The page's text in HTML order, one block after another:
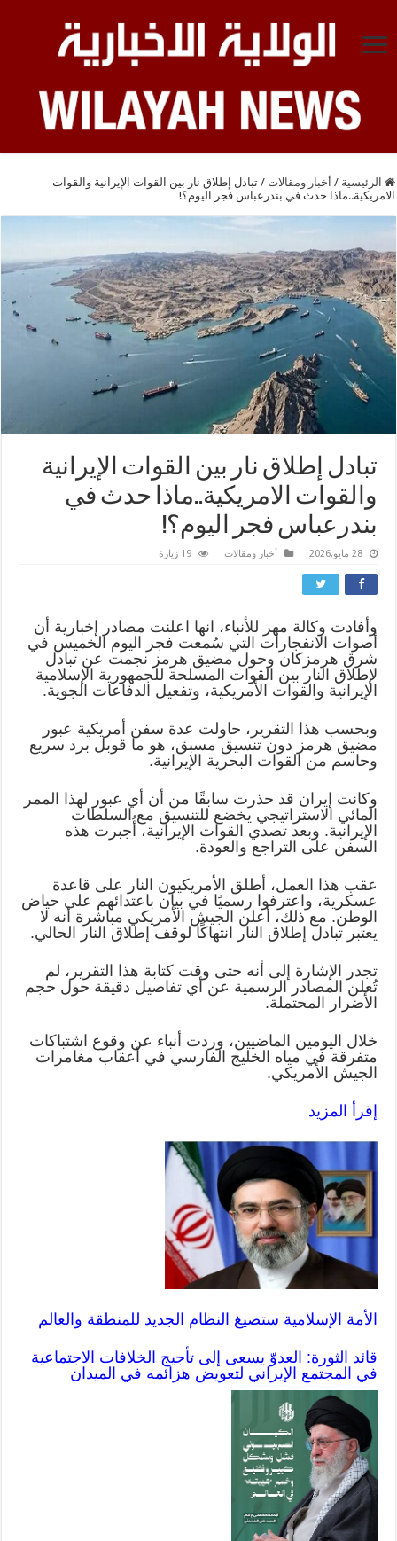
الرئيسية / أخبار ومقالات / تبادل إطلاق نار بين القوات الإيرانية والقوات
الامريكية..ماذا حدث في بندرعباس فجر اليوم؟!
تبادل إطلاق نار بين القوات الإيرانية
والقوات الامريكية..ماذا حدث في
بندرعباس فجر اليوم؟!
28 مايو,2026 أخبار ومقالات 19 زيارة
وأفادت وكالة مهر للأنباء، انها اعلنت مصادر إخبارية أن
أصوات الانفجارات التي سُمعت فجر اليوم الخميس في
شرق هرمزكان وحول مضيق هرمز نجمت عن تبادل
لإطلاق النار بين القوات المسلحة للجمهورية الإسلامية
الإيرانية والقوات الأمريكية، وتفعيل الدفاعات الجوية.
وبحسب هذا التقرير، حاولت عدة سفن أمريكية عبور
مضيق هرمز دون تنسيق مسبق، هو ما قوبل برد سريع
وحاسم من القوات البحرية الإيرانية.
وكانت إيران قد حذرت سابقًا من أن أي عبور لهذا الممر
المائي الاستراتيجي يخضع للتنسيق مع السلطات
الإيرانية. وبعد تصدي القوات الإيرانية، أُجبرت هذه
السفن على التراجع والعودة.
عقب هذا العمل، أطلق الأمريكيون النار على قاعدة
عسكرية، واعترفوا رسميًا في بيان باعتدائهم على حياض
الوطن. مع ذلك، أعلن الجيش الأمريكي مباشرة أنه لا
يعتبر تبادل إطلاق النار انتهاكًا لوقف إطلاق النار الحالي.
تجدر الإشارة إلى أنه حتى وقت كتابة هذا التقرير، لم
تُعلن المصادر الرسمية عن أي تفاصيل دقيقة حول حجم
الأضرار المحتملة.
خلال اليومين الماضيين، وردت أنباء عن وقوع اشتباكات
متفرقة في مياه الخليج الفارسي في أعقاب مغامرات
الجيش الأمريكي.
إقرأ المزيد
الأمة الإسلامية ستصيغ النظام الجديد للمنطقة والعالم
قائد الثورة: العدوّ يسعى إلى تأجيج الخلافات الاجتماعية
في المجتمع الإيراني لتعويض هزائمه في الميدان